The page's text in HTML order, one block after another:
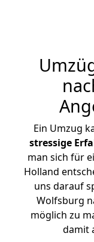
Ein Umzug
stressige
man sich für
Holland
uns darauf
Wolfsburg
möglich zu
damit